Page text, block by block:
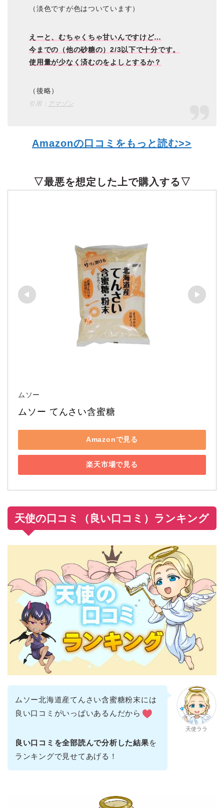
（淡色ですが色はついています）
えーと、むちゃくちゃ甘いんですけど…
今までの（他の砂糖の）2/3以下で十分です。
使用量が少なく済むのをよしとするか？
（後略）
引用： アマゾン
Amazonの口コミをもっと読む>>
▽最悪を想定した上で購入する▽
ムソー
ムソー てんさい含蜜糖
Amazonで見る
楽天市場で見る
天使の口コミ（良い口コミ）ランキング
天使ララ
ムソー北海道産てんさい含蜜糖粉末には
良い口コミがいっぱいあるんだから
良い口コミを全部読んで分析した結果を
ランキングで見せてあげる！